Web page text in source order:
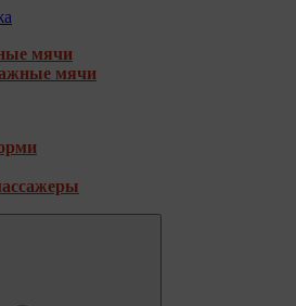
мячи
мячи